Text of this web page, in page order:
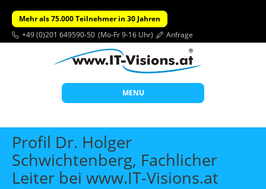
Mehr als 75.000 Teilnehmer in 30 Jahren
+49 (0)201 649590-50 (Mo-Fr 9-16 Uhr) Anfrage
MENU
Start
Themen
Beratung
Profil Dr. Holger
Schwichtenberg, Fachlicher
Leiter bei www.IT-Visions.at